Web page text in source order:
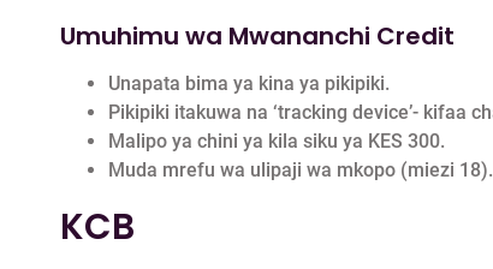
Umuhimu wa Mwananchi Credit
Unapata bima ya kina ya pikipiki.
Pikipiki itakuwa na ‘tracking device’- kifaa
Malipo ya chini ya kila siku ya KES 300.
Muda mrefu wa ulipaji wa mkopo (miezi 18).
KCB